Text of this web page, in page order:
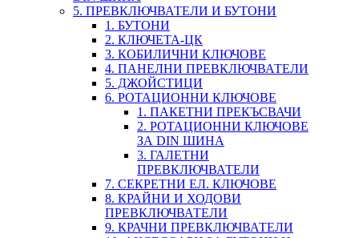
5. ПРЕВКЛЮЧВАТЕЛИ И БУТОНИ
1. БУТОНИ
2. КЛЮЧЕТА-ЦК
3. КОБИЛИЧНИ КЛЮЧОВЕ
4. ПАНЕЛНИ ПРЕВКЛЮЧВАТЕЛИ
5. ДЖОЙСТИЦИ
6. РОТАЦИОННИ КЛЮЧОВЕ
1. ПАКЕТНИ ПРЕКЪСВАЧИ
2. РОТАЦИОННИ КЛЮЧОВЕ
ЗА DIN ШИНА
3. ГАЛЕТНИ
ПРЕВКЛЮЧВАТЕЛИ
7. СЕКРЕТНИ ЕЛ. КЛЮЧОВЕ
8. КРАЙНИ И ХОДОВИ
ПРЕВКЛЮЧВАТЕЛИ
9. КРАЧНИ ПРЕВКЛЮЧВАТЕЛИ